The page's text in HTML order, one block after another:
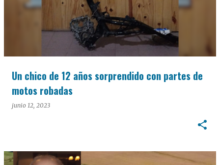
Un chico de 12 años sorprendido con partes de
motos robadas
junio 12, 2023